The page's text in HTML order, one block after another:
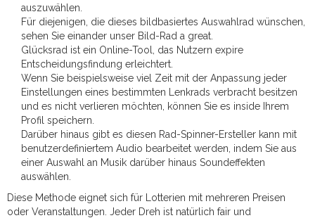
auszuwählen.
Für diejenigen, die dieses bildbasiertes Auswahlrad wünschen,
sehen Sie einander unser Bild-Rad a great.
Glücksrad ist ein Online-Tool, das Nutzern expire
Entscheidungsfindung erleichtert.
Wenn Sie beispielsweise viel Zeit mit der Anpassung jeder
Einstellungen eines bestimmten Lenkrads verbracht besitzen
und es nicht verlieren möchten, können Sie es inside Ihrem
Profil speichern.
Darüber hinaus gibt es diesen Rad-Spinner-Ersteller kann mit
benutzerdefiniertem Audio bearbeitet werden, indem Sie aus
einer Auswahl an Musik darüber hinaus Soundeffekten
auswählen.
Diese Methode eignet sich für Lotterien mit mehreren Preisen
oder Veranstaltungen. Jeder Dreh ist natürlich fair und